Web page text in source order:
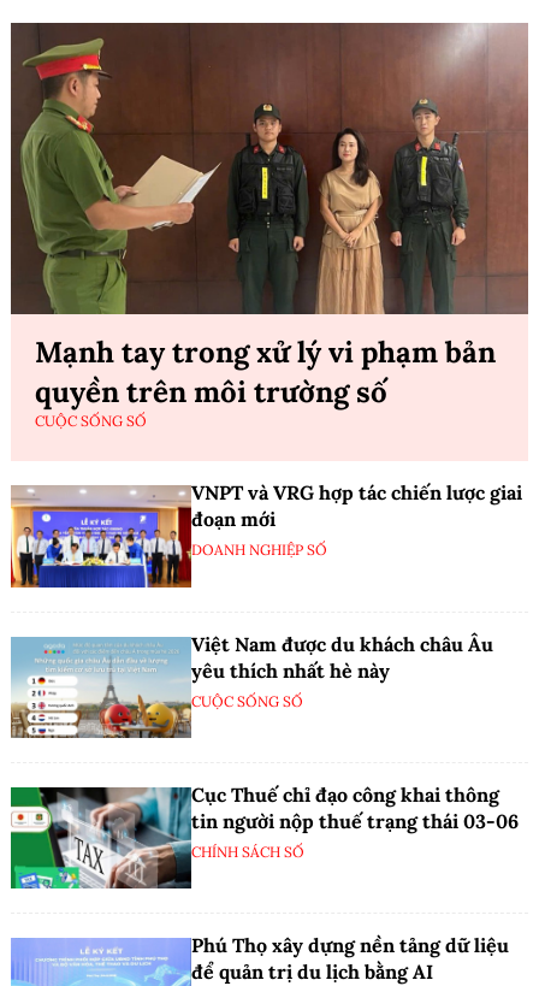
Mạnh tay trong xử lý vi phạm bản
quyền trên môi trường số
CUỘC SỐNG SỐ
VNPT và VRG hợp tác chiến lược giai
đoạn mới
DOANH NGHIỆP SỐ
Việt Nam được du khách châu Âu
yêu thích nhất hè này
CUỘC SỐNG SỐ
Cục Thuế chỉ đạo công khai thông
tin người nộp thuế trạng thái 03-06
CHÍNH SÁCH SỐ
Phú Thọ xây dựng nền tảng dữ liệu
để quản trị du lịch bằng AI